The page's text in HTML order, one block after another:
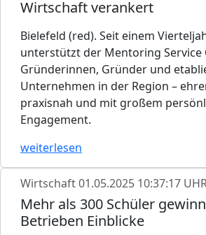
Wirtschaft verankert
Bielefeld (red). Seit einem
unterstützt der Mentoring Service
Gründerinnen, Gründer und
Unternehmen in der Region –
praxisnah und mit großem
Engagement.
weiterlesen
Wirtschaft01.05.2025 10:37:17
Mehr als 300 Schüler
Betrieben Einblicke